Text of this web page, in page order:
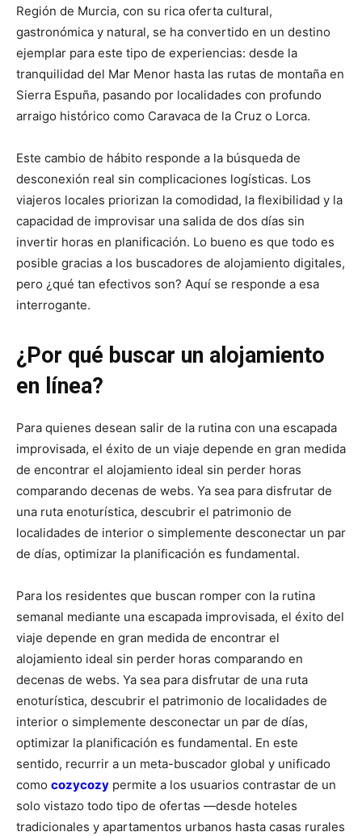
Región de Murcia, con su rica oferta cultural,
gastronómica y natural, se ha convertido en un destino
ejemplar para este tipo de experiencias: desde la
tranquilidad del Mar Menor hasta las rutas de montaña en
Sierra Espuña, pasando por localidades con profundo
arraigo histórico como Caravaca de la Cruz o Lorca.
Este cambio de hábito responde a la búsqueda de
desconexión real sin complicaciones logísticas. Los
viajeros locales priorizan la comodidad, la flexibilidad y la
capacidad de improvisar una salida de dos días sin
invertir horas en planificación. Lo bueno es que todo es
posible gracias a los buscadores de alojamiento digitales,
pero ¿qué tan efectivos son? Aquí se responde a esa
interrogante.
¿Por qué buscar un alojamiento
en línea?
Para quienes desean salir de la rutina con una escapada
improvisada, el éxito de un viaje depende en gran medida
de encontrar el alojamiento ideal sin perder horas
comparando decenas de webs. Ya sea para disfrutar de
una ruta enoturística, descubrir el patrimonio de
localidades de interior o simplemente desconectar un par
de días, optimizar la planificación es fundamental.
Para los residentes que buscan romper con la rutina
semanal mediante una escapada improvisada, el éxito del
viaje depende en gran medida de encontrar el
alojamiento ideal sin perder horas comparando en
decenas de webs. Ya sea para disfrutar de una ruta
enoturística, descubrir el patrimonio de localidades de
interior o simplemente desconectar un par de días,
optimizar la planificación es fundamental. En este
sentido, recurrir a un meta-buscador global y unificado
como cozycozy permite a los usuarios contrastar de un
solo vistazo todo tipo de ofertas —desde hoteles
tradicionales y apartamentos urbanos hasta casas rurales